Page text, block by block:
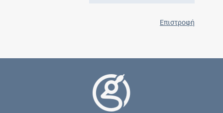
Επιστροφή